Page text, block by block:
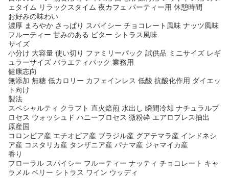
ェタイム リラックスタイム 夜カフェ パーティー用 休憩時間
お好みの味わい
濃厚 まろやか さっぱり スパイシー チョコレート風味 ナッツ風味
フルーティー 甘みのある ビター シトラス風味
サイズ
小分け 大容量 使い切り ファミリーパック 試供品 ミニサイズ レギ
ュラーサイズ バラエティパック 業務用
健康志向
無添加 無糖 低カロリー カフェインレス 低酸 抗酸化作用 ダイエッ
ト向け
製法
スペシャルティ クラフト 直火焙煎 水出し 瞬間冷却 ナチュラルプ
ロセス ウォッシュド ハニープロセス 微粉砕 エアロプレス抽出
原産国
コロンビア産 エチオピア産 ブラジル産 グアテマラ産 インドネシ
ア産 コスタリカ産 タンザニア産 パナマ産 ジャマイカ産
香り
フローラル スパイシー フルーティー ナッティ チョコレート キャ
ラメル ベリー シトラス ワイン ウッディ